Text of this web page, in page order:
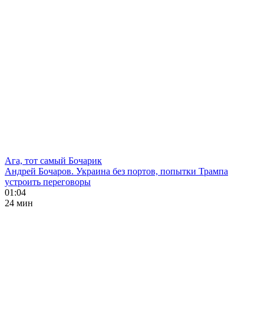
Ага, тот самый Бочарик
Андрей Бочаров. Украина без портов, попытки Трампа
устроить переговоры
01:04
24 мин